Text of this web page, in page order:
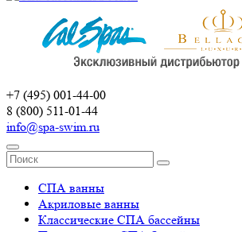
+7 (495) 001-44-00
8 (800) 511-01-44
info@spa-swim.ru
СПА ванны
Акриловые ванны
Классические СПА бассейны